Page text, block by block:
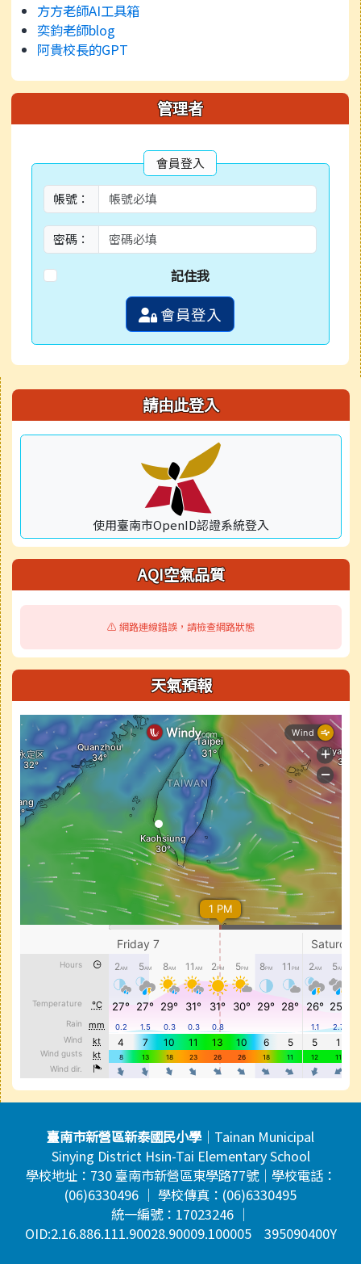
方方老師AI工具箱
奕鈞老師blog
阿貴校長的GPT
管理者
會員登入
帳號：
密碼：
記住我
會員登入
右邊區域內容 請由此登入
使用臺南市OpenID認證系統登入
AQI空氣品質
⚠️ 網路連線錯誤，請檢查網路狀態
天氣預報
頁尾區域內容
臺南市新營區新泰國民小學｜Tainan Municipal
Sinying District Hsin-Tai Elementary School
學校地址：730 臺南市新營區東學路77號｜學校電話：
(06)6330496 ｜ 學校傳真：(06)6330495
統一編號：17023246 ｜
OID:2.16.886.111.90028.90009.100005 395090400Y